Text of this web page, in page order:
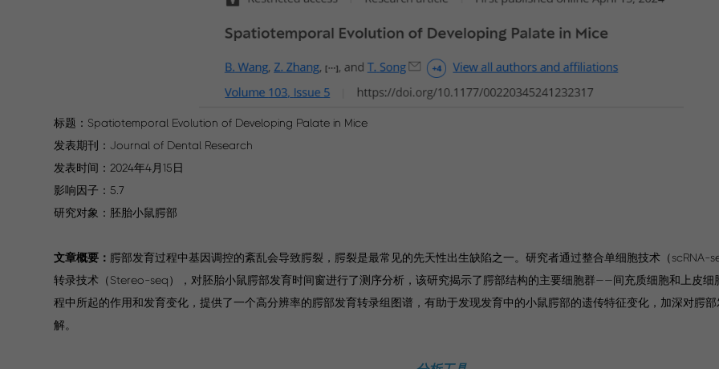
标题：Spatiotemporal Evolution of Developing Palate in Mice
发表期刊：Journal of Dental Research
发表时间：2024年4月15日
影响因子：5.7
研究对象：胚胎小鼠腭部
文章概要： 腭部发育过程中基因调控的紊乱会导致腭裂，腭裂是最常见的先天性出生缺陷之一。研究者通过整合单细胞技术（scRNA-
转录技术（Stereo-seq），对胚胎小鼠腭部发育时间窗进行了测序分析，该研究揭示了腭部结构的主要细胞群——间充质细胞和上皮细
程中所起的作用和发育变化，提供了一个高分辨率的腭部发育转录组图谱，有助于发现发育中的小鼠腭部的遗传特征变化，加深对腭
解。